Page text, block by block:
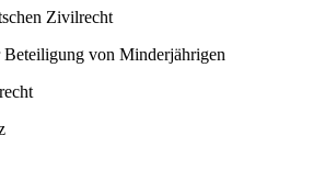
Zivilrecht
Beteiligung von Minderjährigen